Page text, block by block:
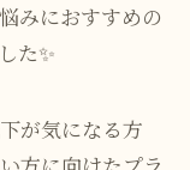
みにおすすめの
た✨
が気になる方